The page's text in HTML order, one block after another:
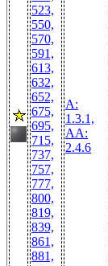
523,
550,
570,
591,
613,
632,
652,
675,
695,
715,
737,
757,
777,
800,
819,
839,
861,
881,
A:
1.3.1,
AA:
2.4.6